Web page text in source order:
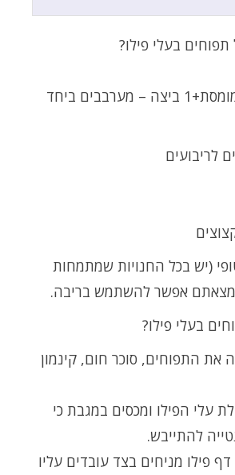
בעלי פילו?
50 גרם חמאה מומסת+1 ביצה – מערבבים ביחד
(יש בכל החנויות שמתמחות
אפשר להשתמש בריבה.
בעלי פילו?
את התפוחים, סוכר חום, קינמון
עלי הפילו ומכסים במגבת כי
להתייבש.
פילו מניחים בצד עובדים עליו